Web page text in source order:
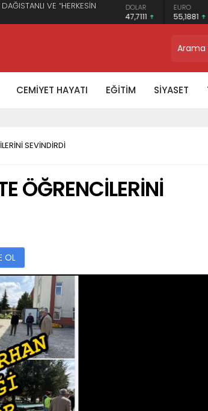
OLDU DOLAR EURO
55,1881
GRAM ALTIN
6.660,55
CEMİYET HAYATI EĞİTİM SİYASET
SEVİNDİRDİ
ÖĞRENCİLERİNİ
OL